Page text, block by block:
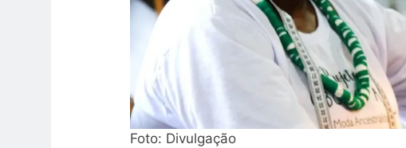
Foto: Divulgação